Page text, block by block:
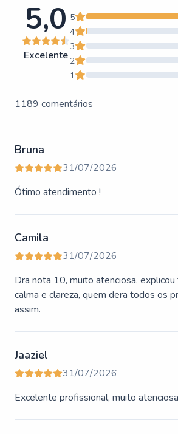
5,0
Excelente
5
4
3
2
1
1189 comentários
Bruna
31/07/2026
Ótimo atendimento !
Camila
31/07/2026
Dra nota 10, muito atenciosa,
calma e clareza, quem dera todos os
assim.
Jaaziel
31/07/2026
Excelente profissional, muito atenciosa